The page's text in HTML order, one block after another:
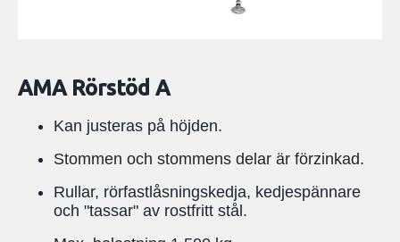
AMA Rörstöd A
Kan justeras på höjden.
Stommen och stommens delar är förzinkad.
Rullar, rörfastlåsningskedja, kedjespännare
och "tassar" av rostfritt stål.